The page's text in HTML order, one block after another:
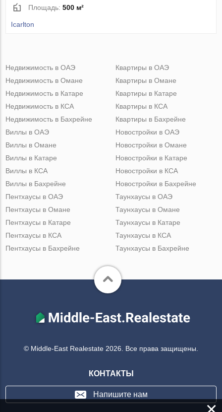
Площадь:500 м²
Icarlton
Недвижимость в ОАЭ
Недвижимость в Омане
Недвижимость в Катаре
Недвижимость в КСА
Недвижимость в Бахрейне
Квартиры в ОАЭ
Квартиры в Омане
Квартиры в Катаре
Квартиры в КСА
Квартиры в Бахрейне
Виллы в ОАЭ
Виллы в Омане
Виллы в Катаре
Виллы в КСА
Виллы в Бахрейне
Новостройки в ОАЭ
Новостройки в Омане
Новостройки в Катаре
Новостройки в КСА
Новостройки в Бахрейне
Пентхаусы в ОАЭ
Пентхаусы в Омане
Пентхаусы в Катаре
Пентхаусы в КСА
Пентхаусы в Бахрейне
Таунхаусы в ОАЭ
Таунхаусы в Омане
Таунхаусы в Катаре
Таунхаусы в КСА
Таунхаусы в Бахрейне
© Middle-East Realestate 2026. Все права защищены.
КОНТАКТЫ
Напишите нам